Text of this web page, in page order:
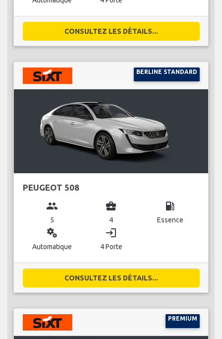
CONSULTEZ LES DÉTAILS...
BERLINE STANDARD
PEUGEOT 508
group
5
business_center
4
local_gas_station
Essence
miscellaneous_services
Automatique
login
4 Porte
CONSULTEZ LES DÉTAILS...
PREMIUM